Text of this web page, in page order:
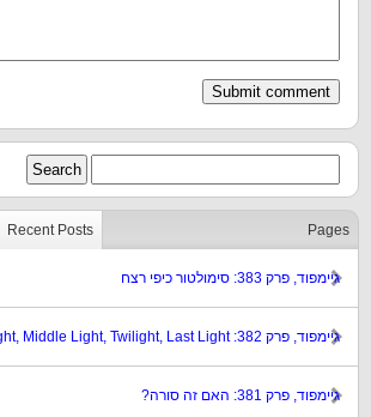
Recent Posts Pages
גיימפוד, פרק 383: סימולטור כיפי רצח
גיימפוד, פרק 382: First Light, Middle Light, Twilight, Last Light
גיימפוד, פרק 381: האם זה סורה?